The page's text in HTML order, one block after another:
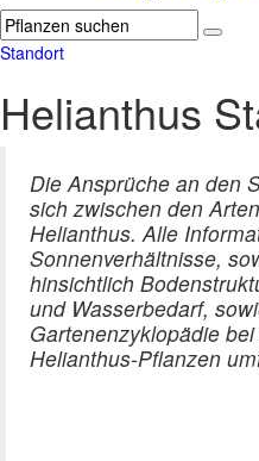
Standort
Helianthus
Die Ansprüche an den
sich zwischen den
Helianthus. Alle
Sonnenverhältnisse,
hinsichtlich
und Wasserbedarf,
Gartenenzyklopädie
Helianthus-Pflanzen